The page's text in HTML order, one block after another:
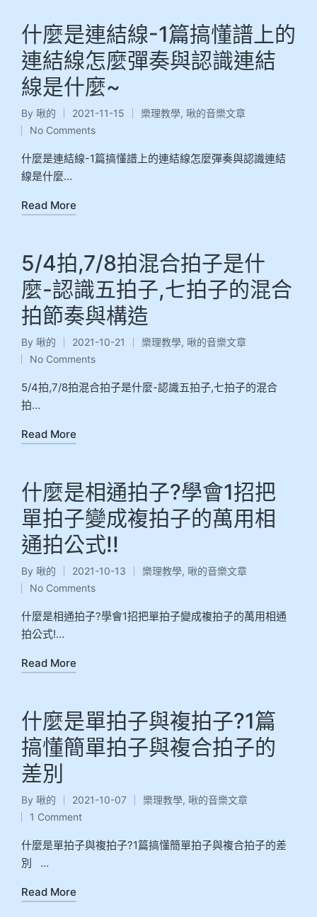
什麼是連結線-1篇搞懂譜上的
連結線怎麼彈奏與認識連結
線是什麼~
By 啾的 2021-11-15 樂理教學, 啾的音樂文章
No Comments
什麼是連結線-1篇搞懂譜上的連結線怎麼彈奏與認識連結
線是什麼…
Read More
5/4拍,7/8拍混合拍子是什
麼-認識五拍子,七拍子的混合
拍節奏與構造
By 啾的 2021-10-21 樂理教學, 啾的音樂文章
No Comments
5/4拍,7/8拍混合拍子是什麼-認識五拍子,七拍子的混合
拍…
Read More
什麼是相通拍子?學會1招把
單拍子變成複拍子的萬用相
通拍公式!!
By 啾的 2021-10-13 樂理教學, 啾的音樂文章
No Comments
什麼是相通拍子?學會1招把單拍子變成複拍子的萬用相通
拍公式!…
Read More
什麼是單拍子與複拍子?1篇
搞懂簡單拍子與複合拍子的
差別
By 啾的 2021-10-07 樂理教學, 啾的音樂文章
1 Comment
什麼是單拍子與複拍子?1篇搞懂簡單拍子與複合拍子的差
別 …
Read More